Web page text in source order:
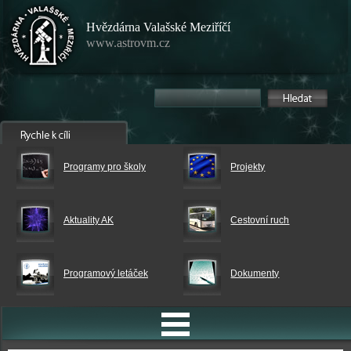
Hvězdárna Valašské Meziříčí
www.astrovm.cz
Programy pro školy Projekty
Aktuality AK Cestovní ruch
Programový letáček Dokumenty